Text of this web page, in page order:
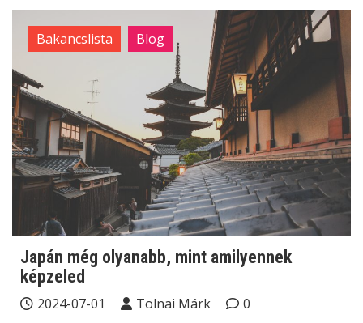
Bakancslista Blog
Japán még olyanabb, mint amilyennek
képzeled
2024-07-01 Tolnai Márk
0